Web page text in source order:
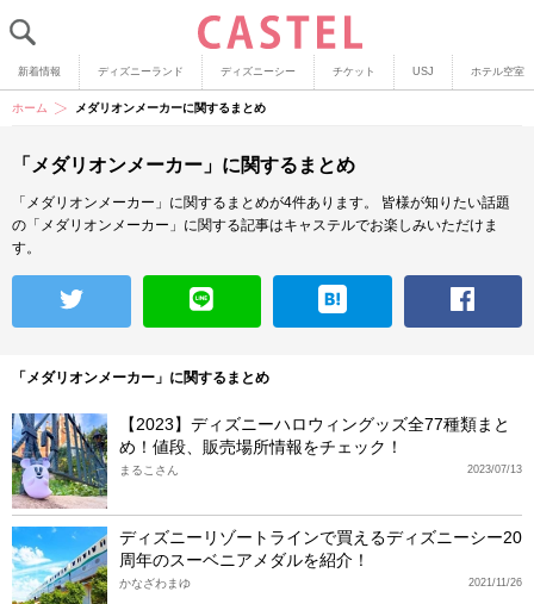
新着情報 ディズニーランド ディズニーシー チケット USJ ホテル空室
ホーム メダリオンメーカーに関するまとめ
「メダリオンメーカー」に関するまとめ
「メダリオンメーカー」に関するまとめが4件あります。
皆様が知りたい話題
の「メダリオンメーカー」に関する記事はキャステルでお楽しみいただけま
す。
「メダリオンメーカー」に関するまとめ
【2023】ディズニーハロウィングッズ全77種類まと
め！値段、販売場所情報をチェック！
2023/07/13
まるこさん
ディズニーリゾートラインで買えるディズニーシー20
周年のスーベニアメダルを紹介！
2021/11/26
かなざわまゆ